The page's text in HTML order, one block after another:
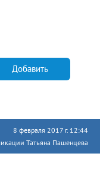
Добавить
8 февраля 2017 г. 12:44
Татьяна Пашенцева